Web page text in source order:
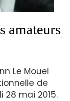
amateurs
Le Mouel
de
mai 2015.